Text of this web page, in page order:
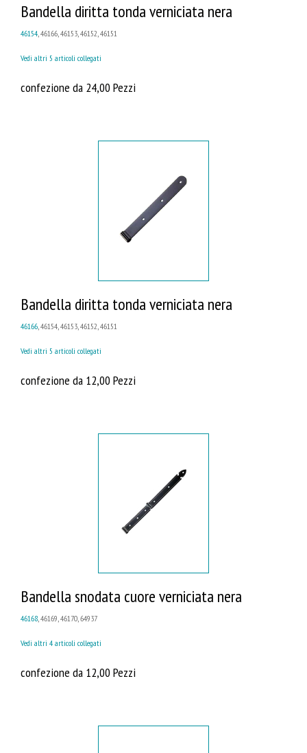
Bandella diritta tonda verniciata nera
46154, 46166, 46153, 46152, 46151
Vedi altri 5 articoli collegati
confezione da 24,00 Pezzi
Bandella diritta tonda verniciata nera
46166 , 46154, 46153, 46152, 46151
Vedi altri 5 articoli collegati
confezione da 12,00 Pezzi
Bandella snodata cuore verniciata nera
46168, 46169, 46170, 64937
Vedi altri 4 articoli collegati
confezione da 12,00 Pezzi